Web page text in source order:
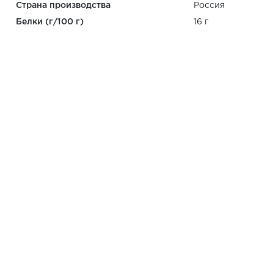
Страна производства Россия
Белки (г/100 г) 16 г